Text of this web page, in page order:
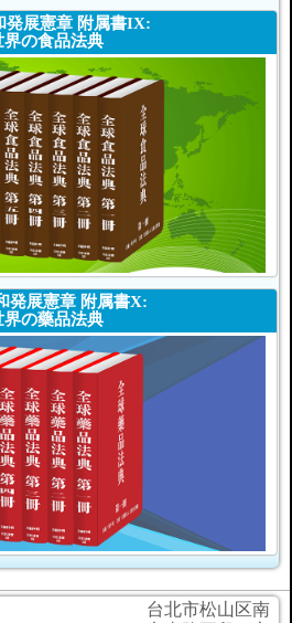
発展憲章 附属書IX:
界の食品法典
発展憲章 附属書X:
界の藥品法典
台北市松山区南